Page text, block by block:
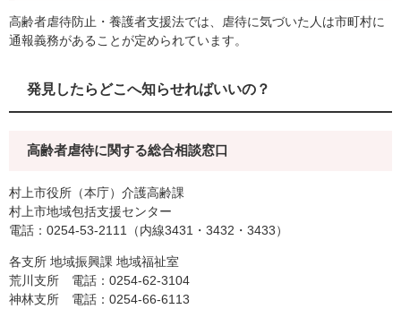
高齢者虐待防止・養護者支援法では、虐待に気づいた人は市町村に
通報義務があることが定められています。
発見したらどこへ知らせればいいの？
高齢者虐待に関する総合相談窓口
村上市役所（本庁）介護高齢課
村上市地域包括支援センター
電話：0254-53-2111（内線3431・3432・3433）
各支所 地域振興課 地域福祉室
荒川支所 電話：0254-62-3104
神林支所 電話：0254-66-6113